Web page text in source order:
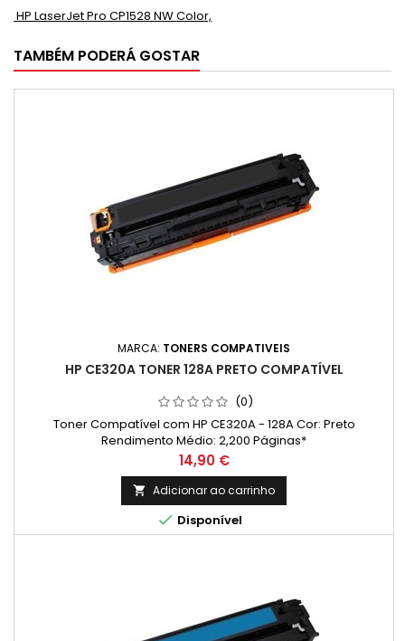
HP LaserJet Pro CP1528 NW Color,
TAMBÉM PODERÁ GOSTAR
MARCA: TONERS COMPATIVEIS
HP CE320A TONER 128A PRETO COMPATÍVEL
(0)
Toner Compatível com HP CE320A - 128A Cor: Preto
Rendimento Médio: 2,200 Páginas*
Preço
14,90 €
 Adicionar ao carrinho
 Disponível